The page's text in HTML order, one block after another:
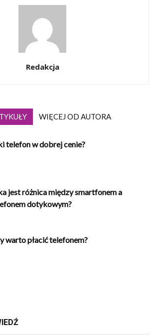
Redakcja
WIĘCEJ OD AUTORA
telefon w dobrej cenie?
jest różnica między smartfonem a
dotykowym?
warto płacić telefonem?